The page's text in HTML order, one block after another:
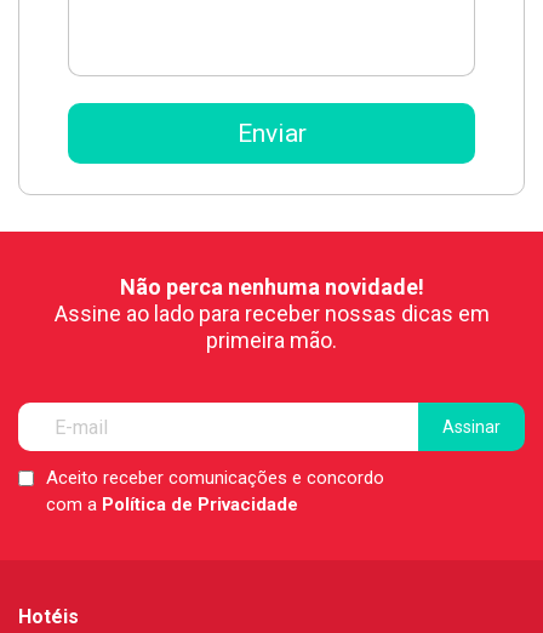
Não perca nenhuma novidade!
Assine ao lado para receber nossas dicas em
primeira mão.
LGPDAceito receber comunicações e concordo
com a Política de Privacidade
Hotéis